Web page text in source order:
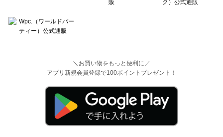
＼お買い物をもっと便利に／
アプリ新規会員登録で100ポイントプレゼント！